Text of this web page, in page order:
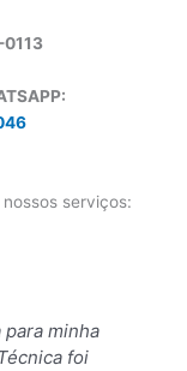
0113
serviços:
minha
foi